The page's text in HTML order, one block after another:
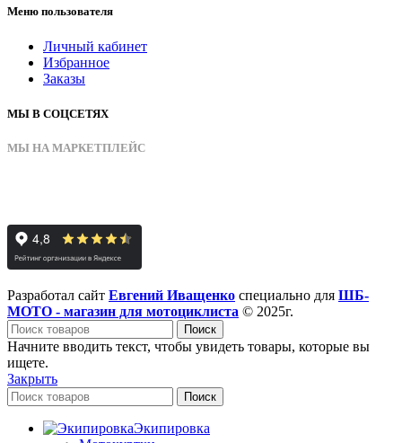
Меню пользователя
Личный кабинет
Избранное
Заказы
МЫ В СОЦСЕТЯХ
МЫ НА МАРКЕТПЛЕЙС
Разработал сайт Евгений Иващенко специально для ШБ-
МОТО - магазин для мотоциклиста © 2025г.
Поиск
Начните вводить текст, чтобы увидеть товары, которые вы
ищете.
Закрыть
Поиск
Экипировка